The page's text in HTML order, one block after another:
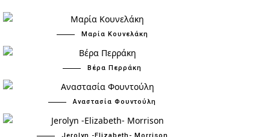
Μαρία Κουνελάκη
Βέρα Περράκη
Αναστασία Φουντούλη